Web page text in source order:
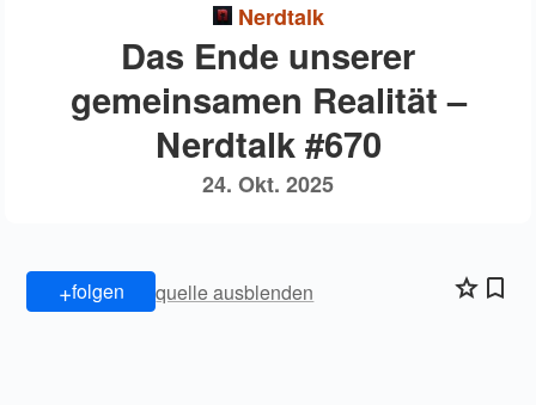
Nerdtalk
Das Ende unserer
gemeinsamen Realität –
Nerdtalk #670
24. Okt. 2025
+folgen quelle ausblenden